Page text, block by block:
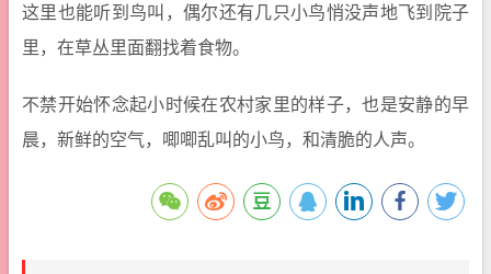
这里也能听到鸟叫，偶尔还有几只小鸟悄没声地飞到院子
里，在草丛里面翻找着食物。
不禁开始怀念起小时候在农村家里的样子，也是安静的早
晨，新鲜的空气，唧唧乱叫的小鸟，和清脆的人声。